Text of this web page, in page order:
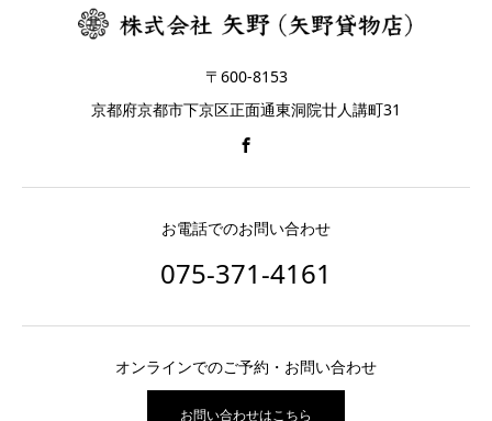
〒600-8153
京都府京都市下京区正面通東洞院廿人講町31
お電話でのお問い合わせ
075-371-4161
オンラインでのご予約・お問い合わせ
お問い合わせはこちら